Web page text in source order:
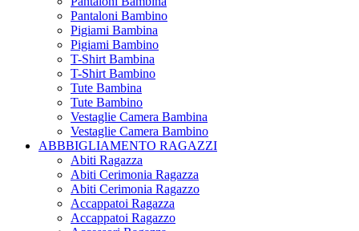
Pantaloni Bambino
Pigiami Bambina
Pigiami Bambino
T-Shirt Bambina
T-Shirt Bambino
Tute Bambina
Tute Bambino
Vestaglie Camera Bambina
Vestaglie Camera Bambino
ABBBIGLIAMENTO RAGAZZI
Abiti Ragazza
Abiti Cerimonia Ragazza
Abiti Cerimonia Ragazzo
Accappatoi Ragazza
Accappatoi Ragazzo